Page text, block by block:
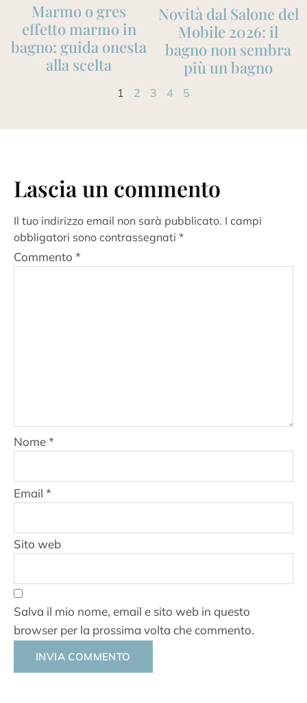
Marmo o gres
effetto marmo in
bagno: guida onesta
alla scelta
Novità dal Salone del
Mobile 2026: il
bagno non sembra
più un bagno
1 2 3 4 5
Lascia un commento
Il tuo indirizzo email non sarà pubblicato. I campi
obbligatori sono contrassegnati *
Commento *
Nome*
Email *
Sito web
Salva il mio nome, email e sito web in questo
browser per la prossima volta che commento.